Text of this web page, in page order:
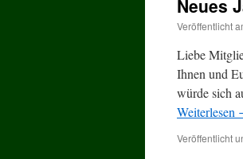
Neues
Veröffentlicht
Liebe
Ihnen und
würde sich
Weiterlesen
Veröffentlicht